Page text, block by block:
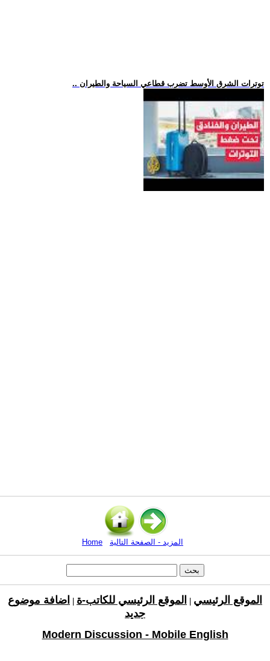
.. توترات الشرق الأوسط تضرب قطاعي السياحة والطيران
Home المزيد - الصفحة التالية
الموقع الرئيسي الموقع الرئيسي للكاتب-ة
اضافة موضوع
جديد
Modern Discussion - Mobile English